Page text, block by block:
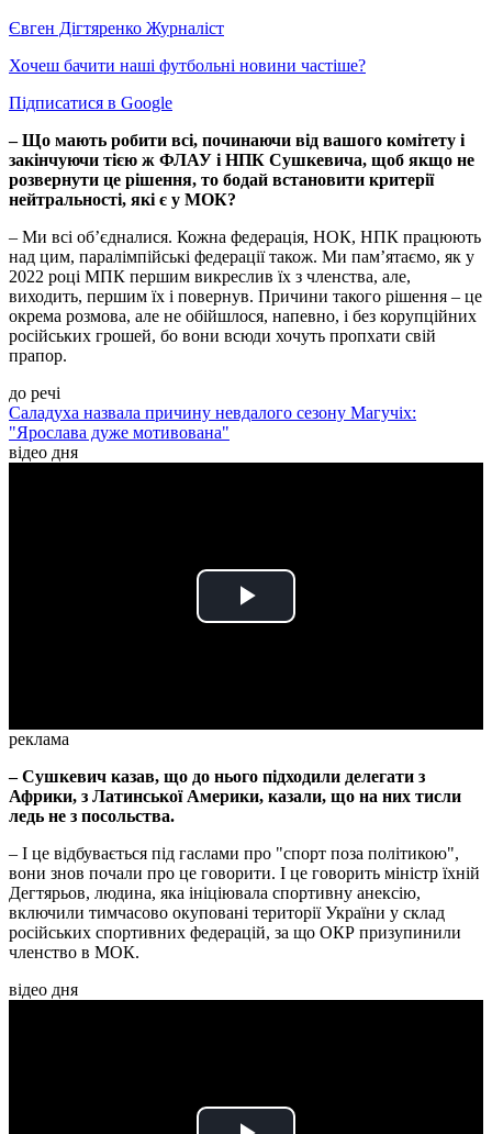
Євген Дігтяренко Журналіст
Хочеш бачити наші футбольні новини частіше?
Підписатися в Google
– Що мають робити всі, починаючи від вашого комітету і
закінчуючи тією ж ФЛАУ і НПК Сушкевича, щоб якщо не
розвернути це рішення, то бодай встановити критерії
нейтральності, які є у МОК?
– Ми всі об’єдналися. Кожна федерація, НОК, НПК працюють
над цим, паралімпійські федерації також. Ми пам’ятаємо, як у
2022 році МПК першим викреслив їх з членства, але,
виходить, першим їх і повернув. Причини такого рішення – це
окрема розмова, але не обійшлося, напевно, і без корупційних
російських грошей, бо вони всюди хочуть пропхати свій
прапор.
до речі
Саладуха назвала причину невдалого сезону Магучіх:
"Ярослава дуже мотивована"
відео дня
Play
реклама
– Сушкевич казав, що до нього підходили делегати з
Африки, з Латинської Америки, казали, що на них тисли
ледь не з посольства.
– І це відбувається під гаслами про "спорт поза політикою",
вони знов почали про це говорити. І це говорить міністр їхній
Дегтярьов, людина, яка ініціювала спортивну анексію,
включили тимчасово окуповані території України у склад
російських спортивних федерацій, за що ОКР призупинили
членство в МОК.
відео дня